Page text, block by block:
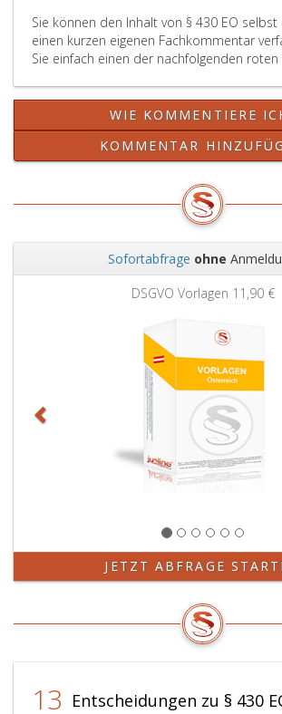
Sie können den Inhalt von § 430 EO
einen kurzen eigenen Fachkommentar
Sie einfach einen der nachfolgenden roten
WIE KOMMENTIERE
KOMMENTAR
Sofortabfrage ohne
DSGVO Vorlagen 11,90 €
JETZT ABFRAGE
13 Entscheidungen zu § 430